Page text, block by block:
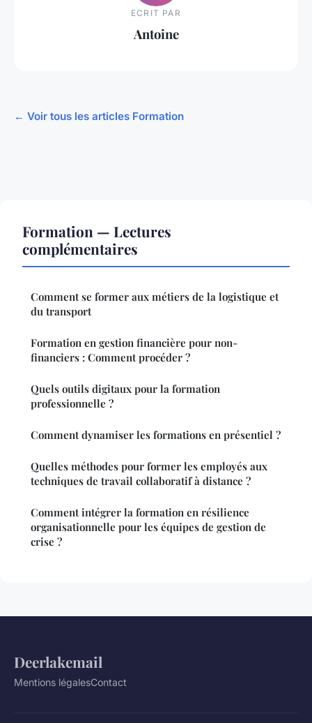
ECRIT PAR
Antoine
← Voir tous les articles Formation
Formation — Lectures
complémentaires
Comment se former aux métiers de la logistique et
du transport
Formation en gestion financière pour non-
financiers : Comment procéder ?
Quels outils digitaux pour la formation
professionnelle ?
Comment dynamiser les formations en présentiel ?
Quelles méthodes pour former les employés aux
techniques de travail collaboratif à distance ?
Comment intégrer la formation en résilience
organisationnelle pour les équipes de gestion de
crise ?
Deerlakemail
Mentions légalesContact